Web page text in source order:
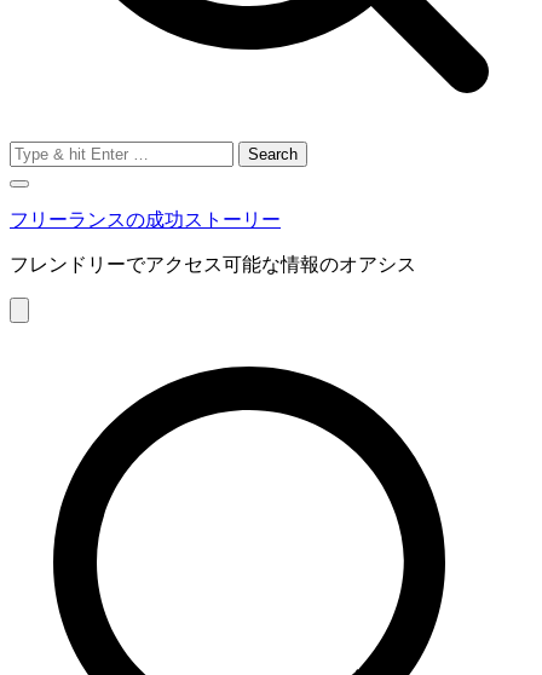
Search
for:
フリーランスの成功ストーリー
フレンドリーでアクセス可能な情報のオアシス